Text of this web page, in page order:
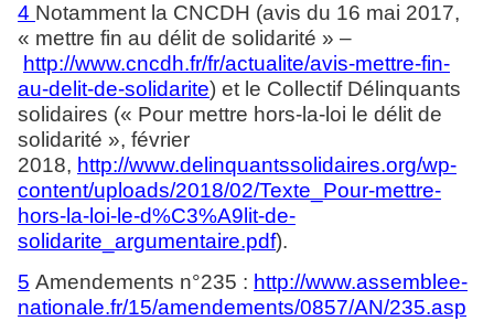
4 Notamment la CNCDH (avis du 16 mai 2017,
« mettre fin au délit de solidarité » –
http://www.cncdh.fr/fr/actualite/avis-mettre-fin-
au-delit-de-solidarite) et le Collectif Délinquants
solidaires (« Pour mettre hors-la-loi le délit de
solidarité », février
2018, http://www.delinquantssolidaires.org/wp-
content/uploads/2018/02/Texte_Pour-mettre-
hors-la-loi-le-d%C3%A9lit-de-
solidarite_argumentaire.pdf).
5 Amendements n°235 : http://www.assemblee-
nationale.fr/15/amendements/0857/AN/235.asp